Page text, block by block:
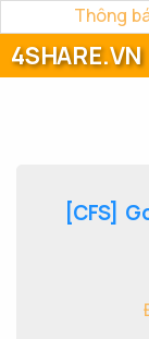
Thông
4SHARE.VN
[CFS]